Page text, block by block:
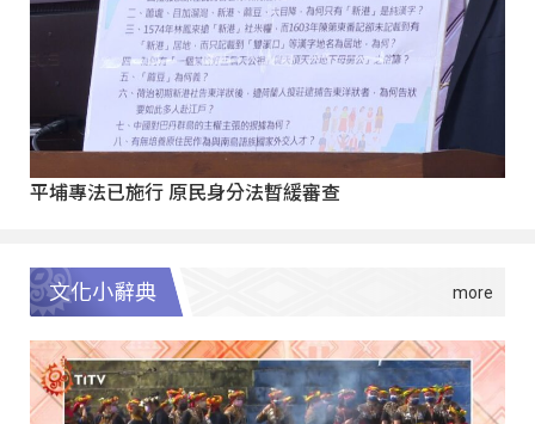
平埔專法已施行 原民身分法暫緩審查
文化小辭典